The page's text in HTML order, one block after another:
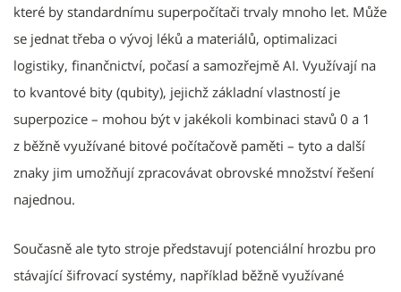
které by standardnímu superpočítači trvaly mnoho let. Může
se jednat třeba o vývoj léků a materiálů, optimalizaci
logistiky, finančnictví, počasí a samozřejmě AI. Využívají na
to kvantové bity (qubity), jejichž základní vlastností je
superpozice – mohou být v jakékoli kombinaci stavů 0 a 1
z běžně využívané bitové počítačově paměti – tyto a další
znaky jim umožňují zpracovávat obrovské množství řešení
najednou.
Současně ale tyto stroje představují potenciální hrozbu pro
stávající šifrovací systémy, například běžně využívané